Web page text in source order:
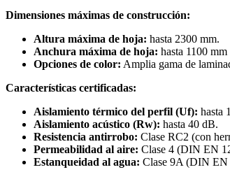
Dimensiones máximas de construcción:
Altura máxima de hoja: hasta 2300 mm.
Anchura máxima de hoja: hasta 1100
Opciones de color: Amplia gama de
Características certificadas:
Aislamiento térmico del perfil (Uf): hasta
Aislamiento acústico (Rw): hasta 40 dB.
Resistencia antirrobo: Clase RC2 (con
Permeabilidad al aire: Clase 4 (DIN EN
Estanqueidad al agua: Clase 9A (DIN EN